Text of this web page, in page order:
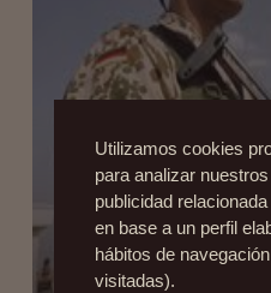
GINECOMASTIA EN
QUE ES MUY
SOLDADOS
Utilizamos cookies
para analizar
publicidad
en base a un perfil
hábitos de
visitadas).